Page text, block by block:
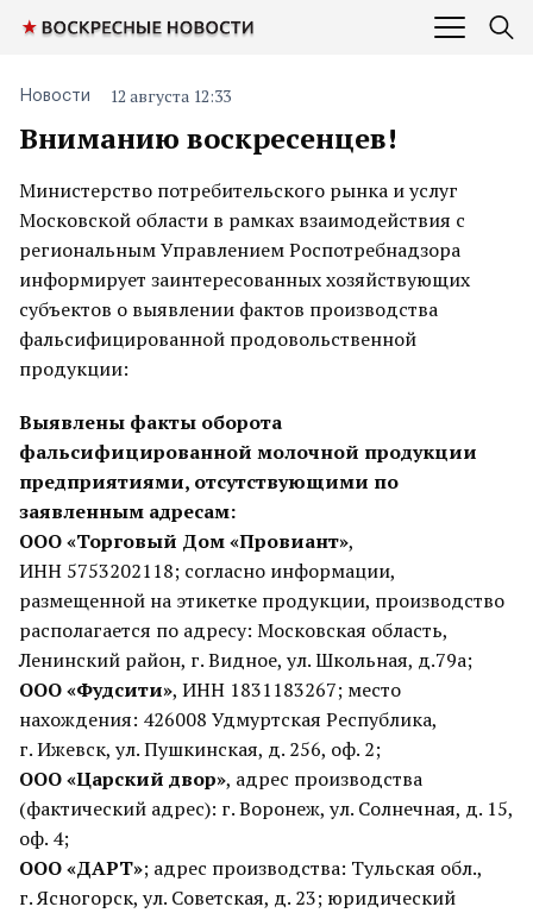
Вниманию воскресенцев!
Новости 12 августа 12:33
Министерство потребительского рынка и услуг
Московской области в рамках взаимодействия с
региональным Управлением Роспотребнадзора
информирует заинтересованных хозяйствующих
субъектов о выявлении фактов производства
фальсифицированной продовольственной
продукции:
Выявлены факты оборота
фальсифицированной молочной продукции
предприятиями, отсутствующими по
заявленным адресам:
ООО «Торговый Дом «Провиант»,
ИНН 5753202118; согласно информации,
размещенной на этикетке продукции, производство
располагается по адресу: Московская область,
Ленинский район, г. Видное, ул. Школьная, д.79а;
ООО «Фудсити», ИНН 1831183267; место
нахождения: 426008 Удмуртская Республика,
г. Ижевск, ул. Пушкинская, д. 256, оф. 2;
ООО «Царский двор», адрес производства
(фактический адрес): г. Воронеж, ул. Солнечная, д. 15,
оф. 4;
ООО «ДАРТ»; адрес производства: Тульская обл.,
г. Ясногорск, ул. Советская, д. 23; юридический